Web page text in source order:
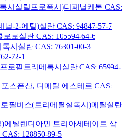
시실릴프로폭시)디페닐케톤 CAS:
-2-에틸)실란 CAS: 94847-57-7
로실란 CAS: 105594-64-6
시실란 CAS: 76301-00-3
72-1
로필트리메톡시실란 CAS: 65994-
스폰산, 디메틸 에스테르 CAS:
필비스(트리메틸실록시)메틸실란
에틸렌디아민 트리아세테이트 삼
128850-89-5